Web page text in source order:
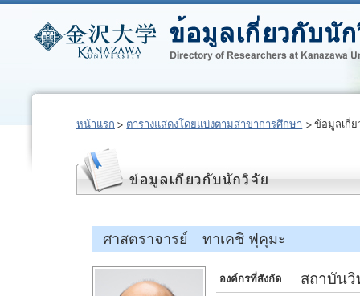
หน้าแรก ตารางแสดงโดยแบ่งตามสาขาการศึกษา ข้อมูลเกี่
ศาสตราจารย์ ทาเคชิ ฟุคุมะ
องค์กรที่สังกัด สถาบัน